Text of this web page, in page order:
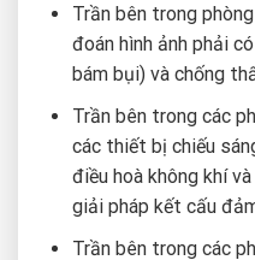
Trần bên trong
đoán hình ảnh phải
bám bụi) và chống
Trần bên trong các
các thiết bị chiếu
điều hoà không khí
giải pháp kết cấu
Trần bên trong các